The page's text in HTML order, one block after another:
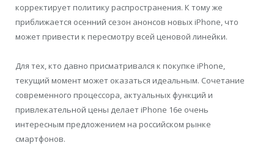
корректирует политику распространения. К тому же
приближается осенний сезон анонсов новых iPhone, что
может привести к пересмотру всей ценовой линейки.
Для тех, кто давно присматривался к покупке iPhone,
текущий момент может оказаться идеальным. Сочетание
современного процессора, актуальных функций и
привлекательной цены делает iPhone 16e очень
интересным предложением на российском рынке
смартфонов.